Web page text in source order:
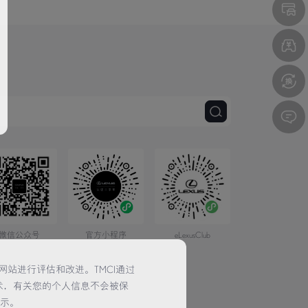
站进行评估和改进。TMCI通过
有关您的个人信息不会被保
。
信公众号 官方小程序 eLexusClub